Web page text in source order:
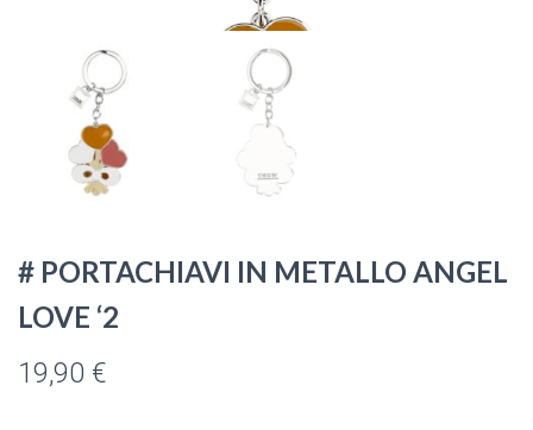
# PORTACHIAVI IN METALLO ANGEL
LOVE ‘2
19,90 €